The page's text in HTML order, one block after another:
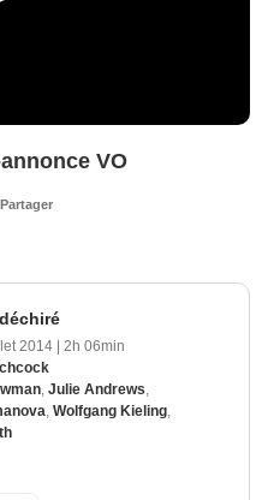
VO
Partager
2014 | 2h 06min
Julie Andrews
Wolfgang Kieling